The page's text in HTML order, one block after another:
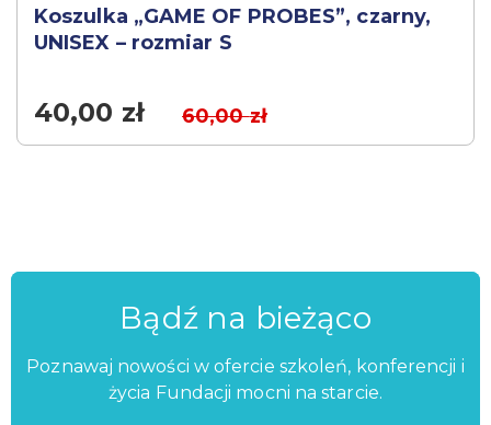
Koszulka „GAME OF PROBES”, czarny,
UNISEX – rozmiar S
40,00 zł 60,00zł
Bądź na bieżąco
Poznawaj nowości w ofercie szkoleń, konferencji i
życia Fundacji mocni na starcie.